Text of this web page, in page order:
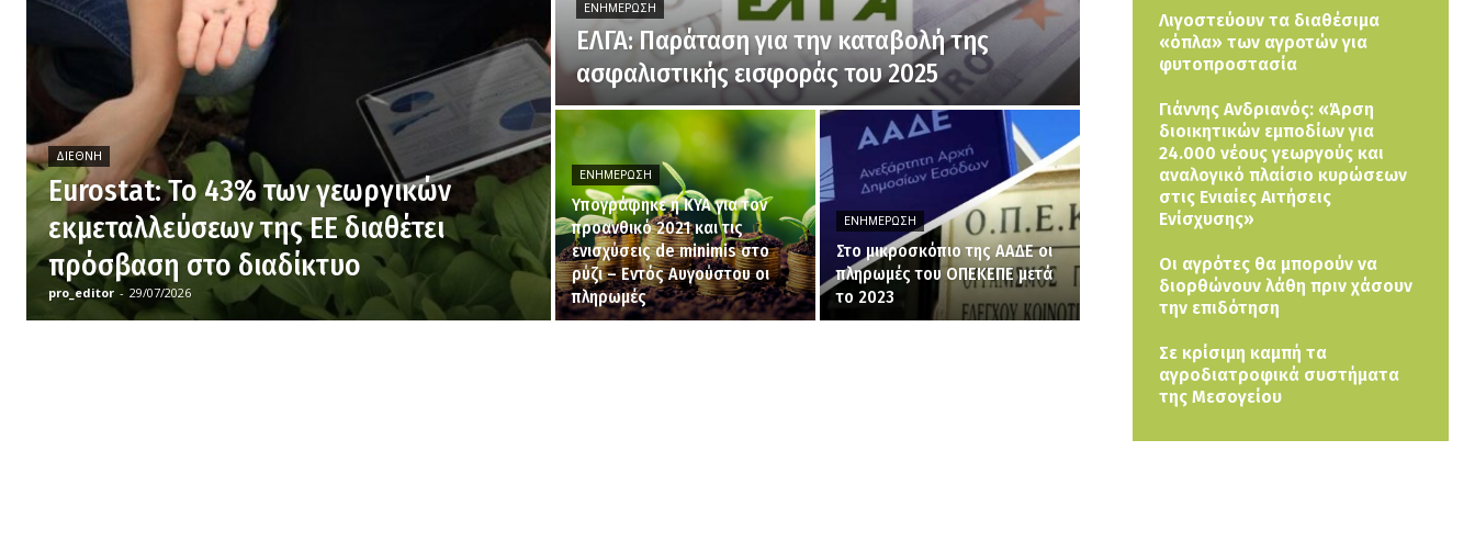
ΔΙΕΘΝΉ
Eurostat: Το 43% των γεωργικών
εκμεταλλεύσεων της ΕΕ διαθέτει
πρόσβαση στο διαδίκτυο
pro_editor - 29/07/2026
ΕΝΗΜΈΡΩΣΗ
ΕΛΓΑ: Παράταση για την καταβολή της
ασφαλιστικής εισφοράς του 2025
ΕΝΗΜΈΡΩΣΗ
Υπογράφηκε η ΚΥΑ για τον
προανθικό 2021 και τις
ενισχύσεις de minimis στο
ρύζι – Εντός Αυγούστου οι
πληρωμές
ΕΝΗΜΈΡΩΣΗ
Στο μικροσκόπιο της ΑΑΔΕ οι
πληρωμές του ΟΠΕΚΕΠΕ μετά
το 2023
Λιγοστεύουν τα διαθέσιμα
«όπλα» των αγροτών για
φυτοπροστασία
Γιάννης Ανδριανός: «Άρση
διοικητικών εμποδίων για
24.000 νέους γεωργούς και
αναλογικό πλαίσιο κυρώσεων
στις Ενιαίες Αιτήσεις
Ενίσχυσης»
Οι αγρότες θα μπορούν να
διορθώνουν λάθη πριν χάσουν
την επιδότηση
Σε κρίσιμη καμπή τα
αγροδιατροφικά συστήματα
της Μεσογείου